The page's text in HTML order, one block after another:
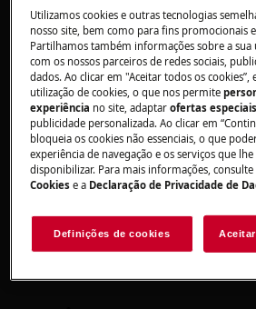
ATENÇÃO!RISCO DE LESÃO
Tenha sempre cuidado ao
eletrodomésticos. Para os
mais seguro que sejam duas
segurança. Use luvas de
para se proteger de cortes
Utilizamos cookies e outras tecnologias
nosso site, bem como para fins promocionais
Partilhamos também informações sobre a sua
com os nossos parceiros de redes sociais,
dados. Ao clicar em "Aceitar todos os cookies”,
utilização de cookies, o que nos permite
experiência no site, adaptarofertas
publicidade personalizada. Ao clicar em
bloqueia os cookies não essenciais, o que
experiência de navegação e os serviços que
disponibilizar. Para mais informações,
Cookies e a Declaração de Privacidade de
Definições de cookies